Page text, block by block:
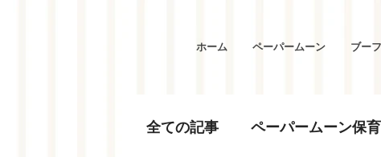
ホーム ペーパームーン ブー
全ての記事 ペーパームーン保